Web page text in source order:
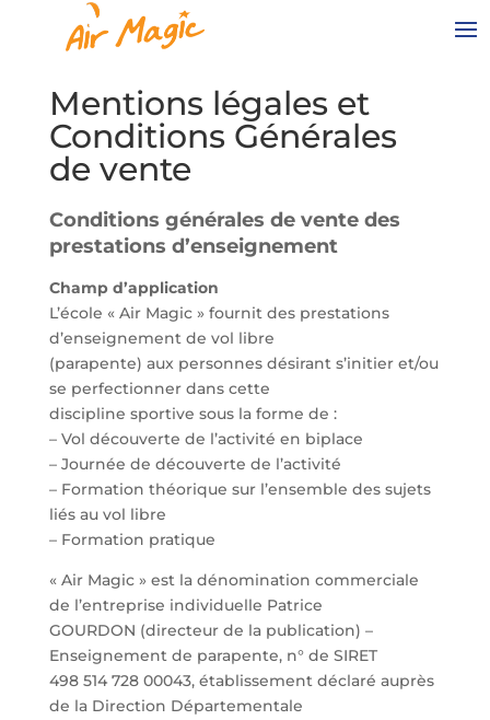
Mentions légales et
Conditions Générales
de vente
Conditions générales de vente des
prestations d’enseignement
Champ d’application
L’école « Air Magic » fournit des prestations
d’enseignement de vol libre
(parapente) aux personnes désirant s’initier et/ou
se perfectionner dans cette
discipline sportive sous la forme de :
– Vol découverte de l’activité en biplace
– Journée de découverte de l’activité
– Formation théorique sur l’ensemble des sujets
liés au vol libre
– Formation pratique
« Air Magic » est la dénomination commerciale
de l’entreprise individuelle Patrice
GOURDON (directeur de la publication) –
Enseignement de parapente, n° de SIRET
498 514 728 00043, établissement déclaré auprès
de la Direction Départementale